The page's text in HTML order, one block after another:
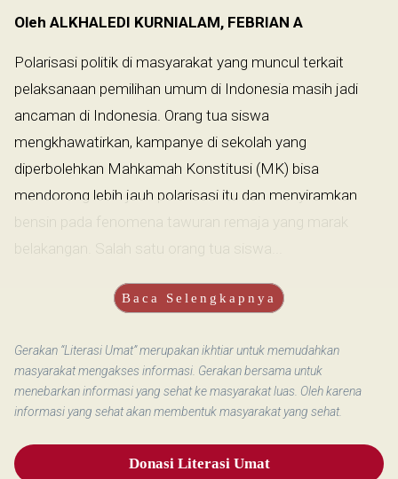
Oleh ALKHALEDI KURNIALAM, FEBRIAN A
Polarisasi politik di masyarakat yang muncul terkait
pelaksanaan pemilihan umum di Indonesia masih jadi
ancaman di Indonesia. Orang tua siswa
mengkhawatirkan, kampanye di sekolah yang
diperbolehkan Mahkamah Konstitusi (MK) bisa
mendorong lebih jauh polarisasi itu dan menyiramkan
bensin pada fenomena tawuran remaja yang marak
belakangan. Salah satu orang tua siswa...
Baca Selengkapnya
Gerakan “Literasi Umat” merupakan ikhtiar untuk memudahkan
masyarakat mengakses informasi. Gerakan bersama untuk
menebarkan informasi yang sehat ke masyarakat luas. Oleh karena
informasi yang sehat akan membentuk masyarakat yang sehat.
Donasi Literasi Umat